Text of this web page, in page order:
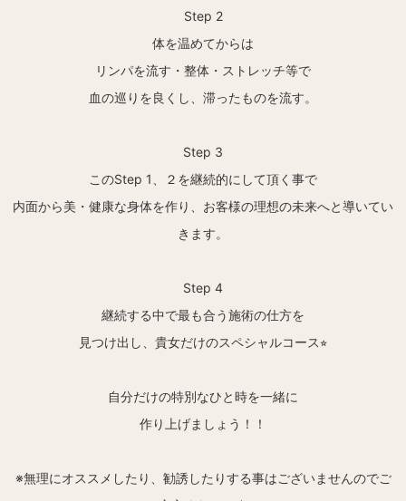
Step 2
体を温めてからは
リンパを流す・整体・ストレッチ等で
血の巡りを良くし、滞ったものを流す。
Step 3
このStep 1、２を継続的にして頂く事で
内面から美・健康な身体を作り、お客様の理想の未来へと導いてい
きます。
Step 4
継続する中で最も合う施術の仕方を
見つけ出し、貴女だけのスペシャルコース⭐︎
自分だけの特別なひと時を一緒に
作り上げましょう！！
※無理にオススメしたり、勧誘したりする事はございませんのでご